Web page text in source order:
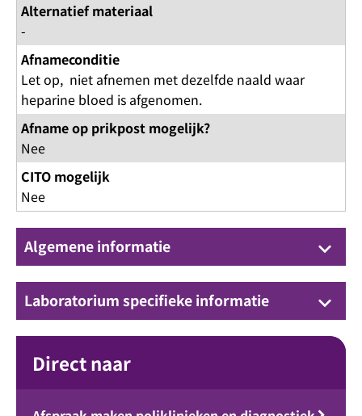
Alternatief materiaal
-
Afnameconditie
Let op, niet afnemen met dezelfde naald waar
heparine bloed is afgenomen.
Afname op prikpost mogelijk?
Nee
CITO mogelijk
Nee
Algemene informatie keyboard_arrow_down
Laboratorium specifieke informatie keyboard_arrow_down
Direct naar